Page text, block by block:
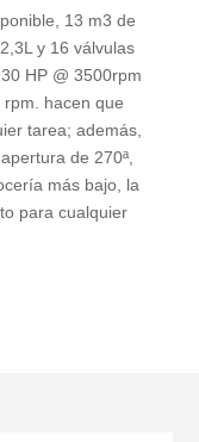
13 m3 de
y 16 válvulas
HP @ 3500rpm
hacen que
tarea; además,
de 270ª,
más bajo, la
para cualquier